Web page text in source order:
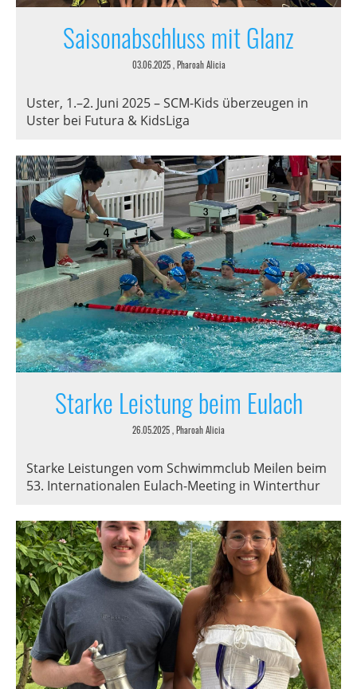
Saisonabschluss mit Glanz
03.06.2025, Pharoah Alicia
Uster, 1.–2. Juni 2025 – SCM-Kids überzeugen in
Uster bei Futura & KidsLiga
Starke Leistung beim Eulach
26.05.2025, Pharoah Alicia
Starke Leistungen vom Schwimmclub Meilen beim
53. Internationalen Eulach-Meeting in Winterthur